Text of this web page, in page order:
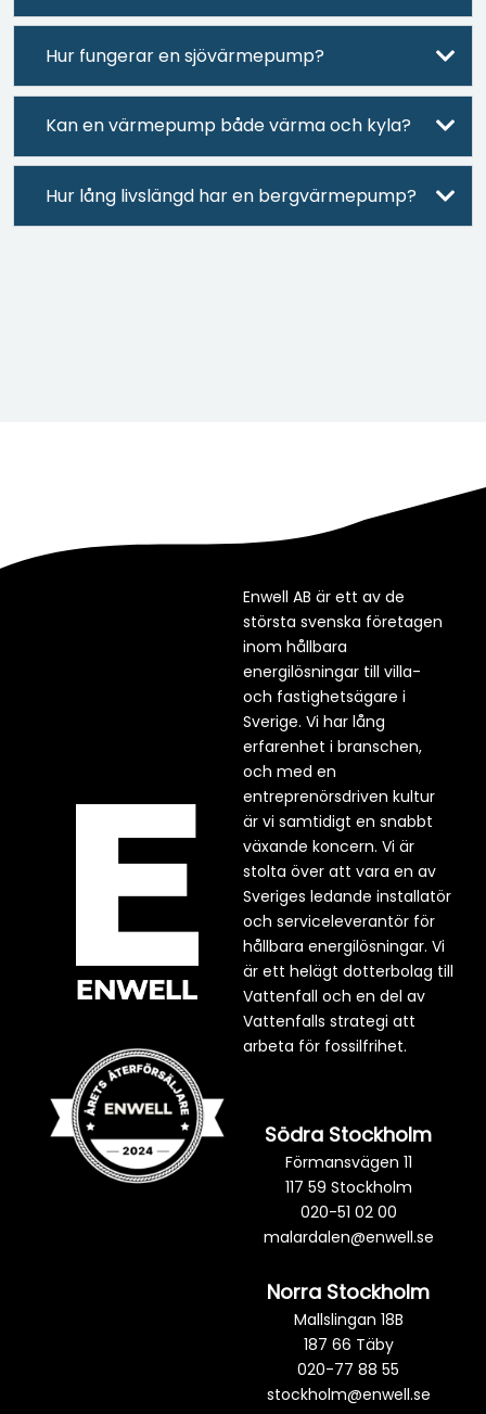
Hur fungerar en sjövärmepump?
Kan en värmepump både värma och kyla?
Hur lång livslängd har en bergvärmepump?
Enwell AB är ett av de
största svenska företagen
inom hållbara
energilösningar till villa-
och fastighetsägare i
Sverige. Vi har lång
erfarenhet i branschen,
och med en
entreprenörsdriven kultur
är vi samtidigt en snabbt
växande koncern. Vi är
stolta över att vara en av
Sveriges ledande installatör
och serviceleverantör för
hållbara energilösningar. Vi
är ett helägt dotterbolag till
Vattenfall och en del av
Vattenfalls strategi att
arbeta för fossilfrihet.
Södra Stockholm
Förmansvägen 11
117 59 Stockholm
020-51 02 00
malardalen@enwell.se
Norra Stockholm
Mallslingan 18B
187 66 Täby
020-77 88 55
stockholm@enwell.se